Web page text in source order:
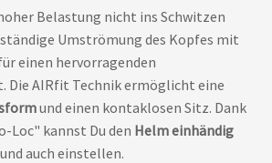
Belastung nicht ins Schwitzen
Umströmung des Kopfes mit
einen hervorragenden
Die AIRfit Technik ermöglicht eine
und einen kontaklosen Sitz. Dank
Loc" kannst Du den Helm einhändig
und auch einstellen.